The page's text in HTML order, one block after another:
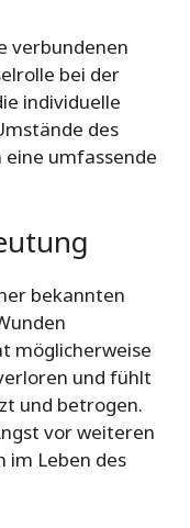
verbundenen
bei der
individuelle
des
eine umfassende
bekannten
möglicherweise
und fühlt
und betrogen.
vor weiteren
im Leben des